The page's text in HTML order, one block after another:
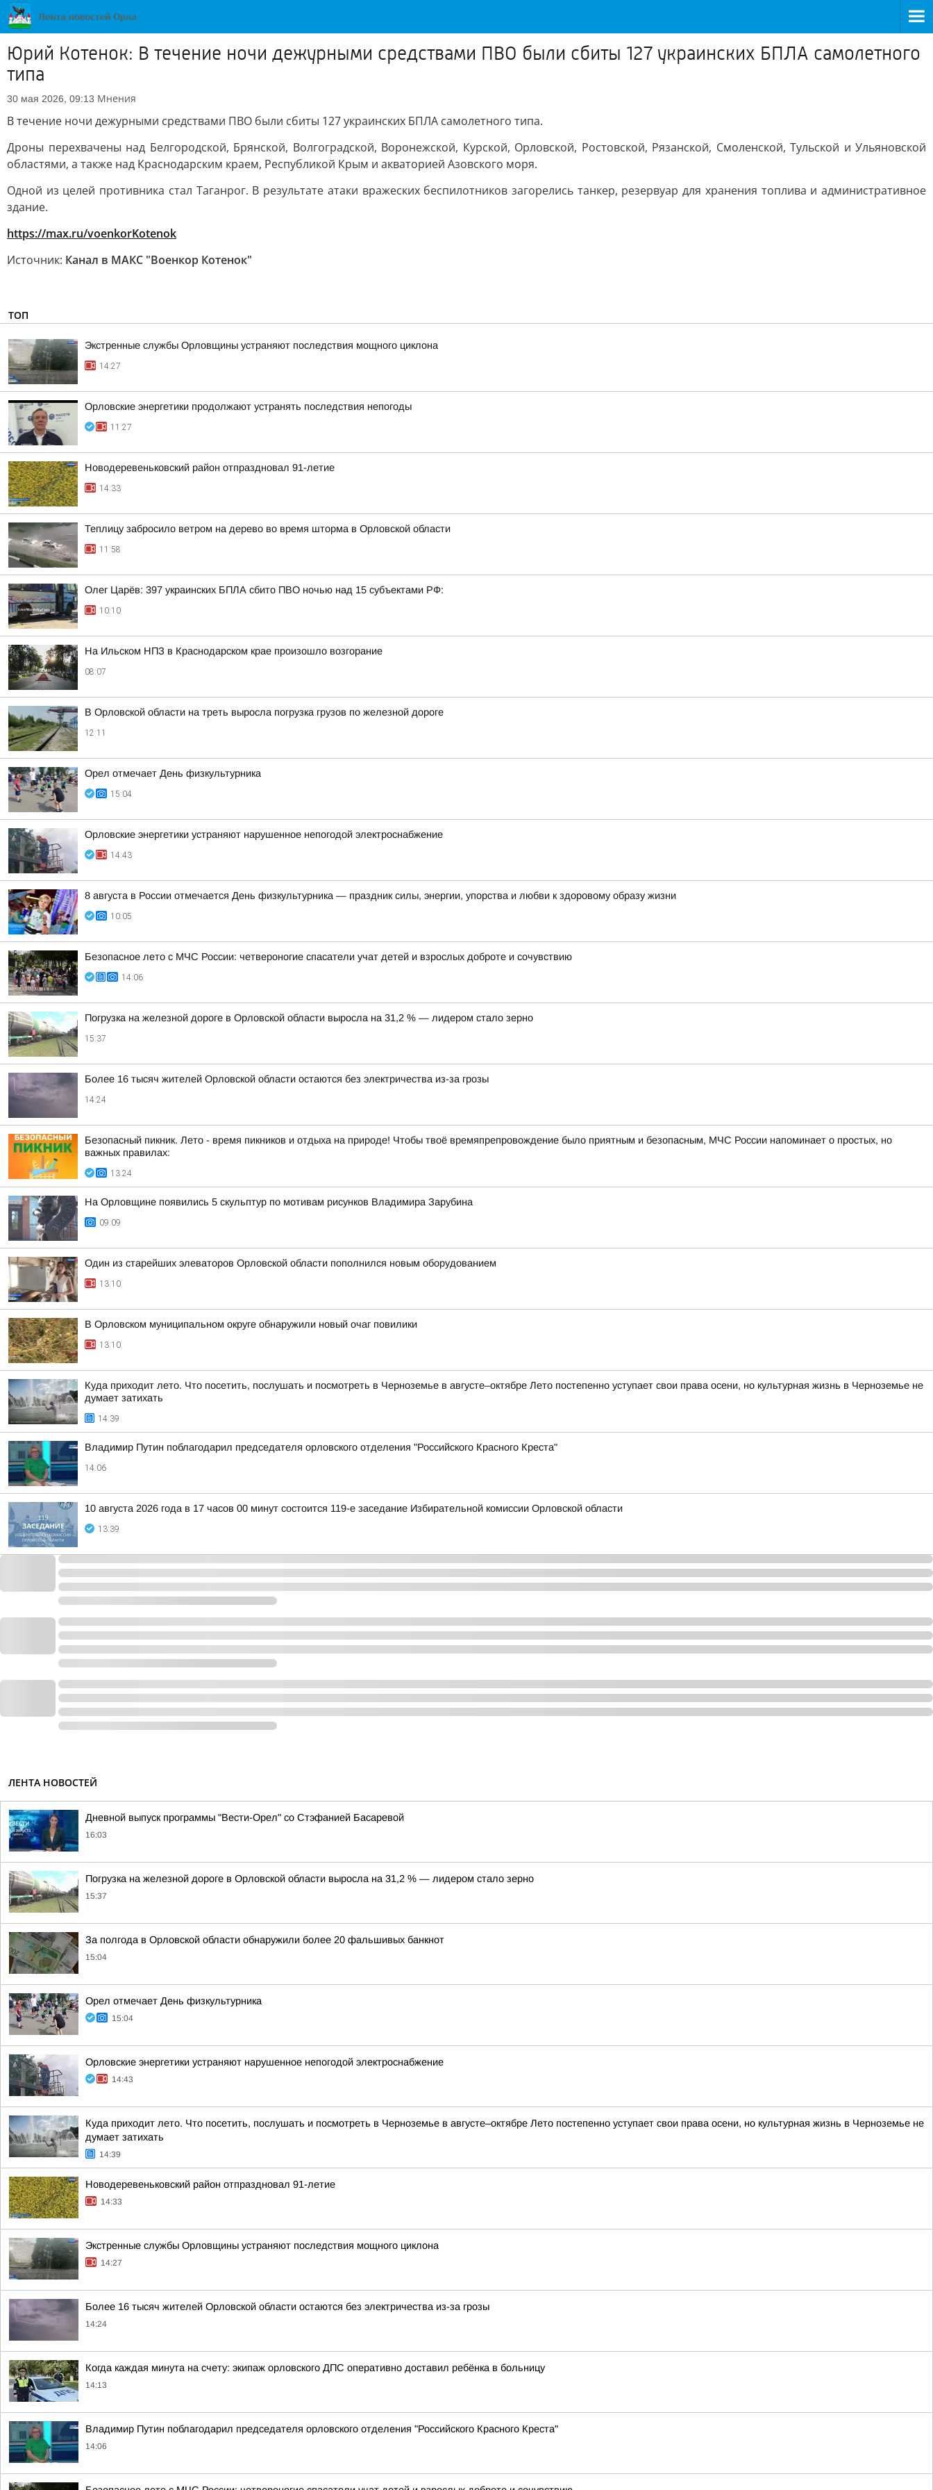
Юрий Котенок: В течение ночи дежурными средствами ПВО были сбиты 127 украинских БПЛА самолетного
типа
30 мая 2026, 09:13 Мнения
В течение ночи дежурными средствами ПВО были сбиты 127 украинских БПЛА самолетного типа.
Дроны перехвачены над Белгородской, Брянской, Волгоградской, Воронежской, Курской, Орловской, Ростовской, Рязанской, Смоленской, Тульской и Ульяновской
областями, а также над Краснодарским краем, Республикой Крым и акваторией Азовского моря.
Одной из целей противника стал Таганрог. В результате атаки вражеских беспилотников загорелись танкер, резервуар для хранения топлива и административное
здание.
https://max.ru/voenkorKotenok
Источник: Канал в МАКС "Военкор Котенок"
ТОП
Экстренные службы Орловщины устраняют последствия мощного циклона
14:27
Орловские энергетики продолжают устранять последствия непогоды
11:27
Новодеревеньковский район отпраздновал 91-летие
14:33
Теплицу забросило ветром на дерево во время шторма в Орловской области
11:58
Олег Царёв: 397 украинских БПЛА сбито ПВО ночью над 15 субъектами РФ:
10:10
На Ильском НПЗ в Краснодарском крае произошло возгорание
08:07
В Орловской области на треть выросла погрузка грузов по железной дороге
12:11
Орел отмечает День физкультурника
15:04
Орловские энергетики устраняют нарушенное непогодой электроснабжение
14:43
8 августа в России отмечается День физкультурника — праздник силы, энергии, упорства и любви к здоровому образу жизни
10:05
Безопасное лето с МЧС России: четвероногие спасатели учат детей и взрослых доброте и сочувствию
14:06
Погрузка на железной дороге в Орловской области выросла на 31,2 % — лидером стало зерно
15:37
Более 16 тысяч жителей Орловской области остаются без электричества из-за грозы
14:24
Безопасный пикник. Лето - время пикников и отдыха на природе! Чтобы твоё времяпрепровождение было приятным и безопасным, МЧС России напоминает о простых, но
важных правилах:
13:24
На Орловщине появились 5 скульптур по мотивам рисунков Владимира Зарубина
09:09
Один из старейших элеваторов Орловской области пополнился новым оборудованием
13:10
В Орловском муниципальном округе обнаружили новый очаг повилики
13:10
Куда приходит лето. Что посетить, послушать и посмотреть в Черноземье в августе–октябре Лето постепенно уступает свои права осени, но культурная жизнь в Черноземье не
думает затихать
14:39
Владимир Путин поблагодарил председателя орловского отделения "Российского Красного Креста"
14:06
10 августа 2026 года в 17 часов 00 минут состоится 119-е заседание Избирательной комиссии Орловской области
13:39
ЛЕНТА НОВОСТЕЙ
Дневной выпуск программы "Вести-Орел" со Стэфанией Басаревой
16:03
Погрузка на железной дороге в Орловской области выросла на 31,2 % — лидером стало зерно
15:37
За полгода в Орловской области обнаружили более 20 фальшивых банкнот
15:04
Орел отмечает День физкультурника
15:04
Орловские энергетики устраняют нарушенное непогодой электроснабжение
14:43
Куда приходит лето. Что посетить, послушать и посмотреть в Черноземье в августе–октябре Лето постепенно уступает свои права осени, но культурная жизнь в Черноземье не
думает затихать
14:39
Новодеревеньковский район отпраздновал 91-летие
14:33
Экстренные службы Орловщины устраняют последствия мощного циклона
14:27
Более 16 тысяч жителей Орловской области остаются без электричества из-за грозы
14:24
Когда каждая минута на счету: экипаж орловского ДПС оперативно доставил ребёнка в больницу
14:13
Владимир Путин поблагодарил председателя орловского отделения "Российского Красного Креста"
14:06